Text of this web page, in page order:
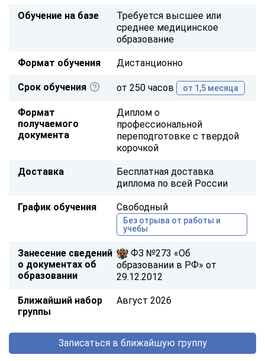
Обучение на базе
Требуется высшее или
среднее медицинское
образование
Формат обучения Дистанционно
Срок обучения от 250 часов от 1,5 месяца
Формат
получаемого
документа
Диплом о
профессиональной
переподготовке с твердой
корочкой
Доставка
Бесплатная доставка
диплома по всей России
График обучения Свободный
Без отрыва от работы и
учебы
Занесение сведений
о документах об
образовании
ФЗ №273 «Об
образовании в РФ» от
29.12.2012
Ближайший набор
группы
Август 2026
Записаться в ближайшую группу